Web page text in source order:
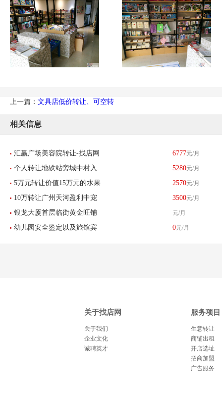
上一篇： 文具店低价转让、可空转
相关信息
汇赢广场美容院转让-找店网
推荐
6777元/月
个人转让地铁站旁城中村入
口多年便利店超市转让
5280元/月
5万元转让价值15万元的水果
铺
2570元/月
10万转让广州天河盈利中宠
物店接手可经营
3500元/月
银龙大厦首层临街黄金旺铺
业主直招-已转让
元/月
幼儿园安全鉴定以及旅馆宾 0元/月
关于找店网
关于我们
企业文化
诚聘英才
服务项目
生意转让
商铺出租
开店选址
招商加盟
广告服务